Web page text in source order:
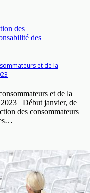
et de la
et de la
2023 Début janvier, de
des consommateurs